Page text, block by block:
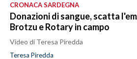
CRONACA SARDEGNA
Donazioni di sangue, scatta
Brotzu e Rotary in campo
Video di Teresa Piredda
Teresa Piredda